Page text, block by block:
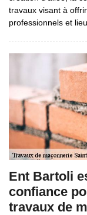
travaux visant à
professionnels et
Ent Bartoli
confiance
travaux de